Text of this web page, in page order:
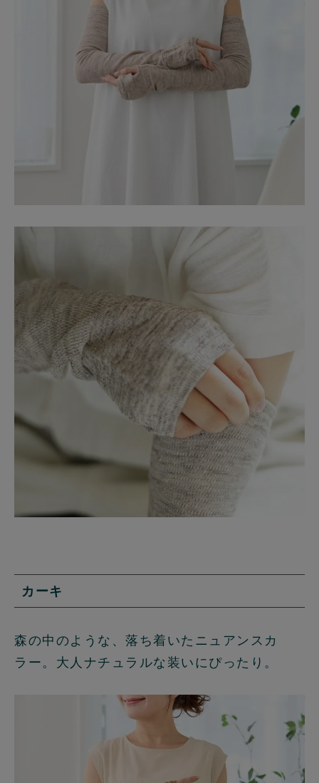
カーキ
森の中のような、落ち着いたニュアンスカ
ラー。大人ナチュラルな装いにぴったり。